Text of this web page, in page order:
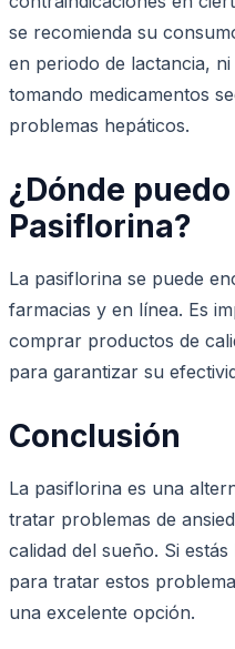
se recomienda su
en periodo de lactancia,
tomando medicamentos
problemas hepáticos.
¿Dónde
Pasiflorina?
La pasiflorina se puede
farmacias y en línea. Es
comprar productos de
para garantizar su
Conclusión
La pasiflorina es una
tratar problemas de
calidad del sueño. Si
para tratar estos
una excelente opción.